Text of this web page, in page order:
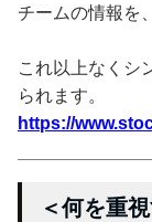
チームの情報を
これ以上なくシ
られます。
https://
＜何を重